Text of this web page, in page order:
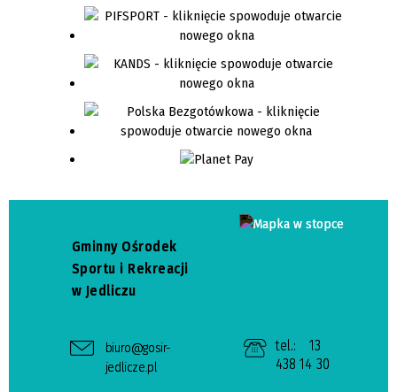
Gminny Ośrodek
Sportu i Rekreacji
w Jedliczu
biuro@gosir-
jedlicze.pl
tel.:
13
438 14 30